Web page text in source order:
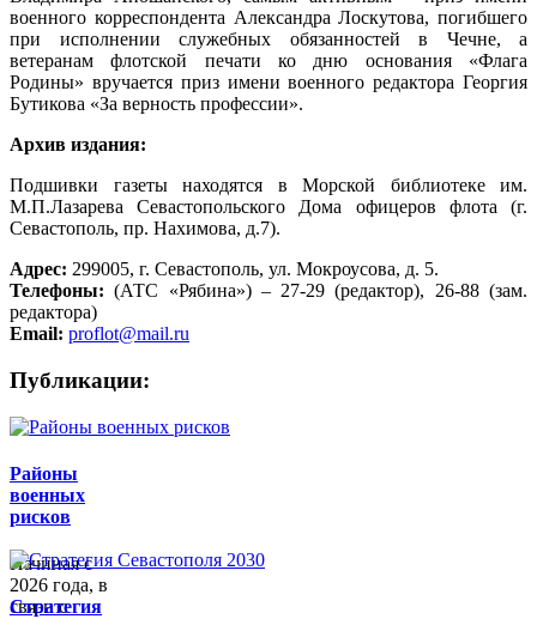
военного корреспондента Александра Лоскутова, погибшего
при исполнении служебных обязанностей в Чечне, а
ветеранам флотской печати ко дню основания «Флага
Родины» вручается приз имени военного редактора Георгия
Бутикова «За верность профессии».
Архив издания:
Подшивки газеты находятся в Морской библиотеке им.
М.П.Лазарева Севастопольского Дома офицеров флота (г.
Севастополь, пр. Нахимова, д.7).
Адрес: 299005, г. Севастополь, ул. Мокроусова, д. 5.
Телефоны: (АТС «Рябина») – 27-29 (редактор), 26-88 (зам.
редактора)
Email: proflot@mail.ru
Публикации:
Районы
военных
рисков
Начиная с
2026 года, в
связи с
Стратегия